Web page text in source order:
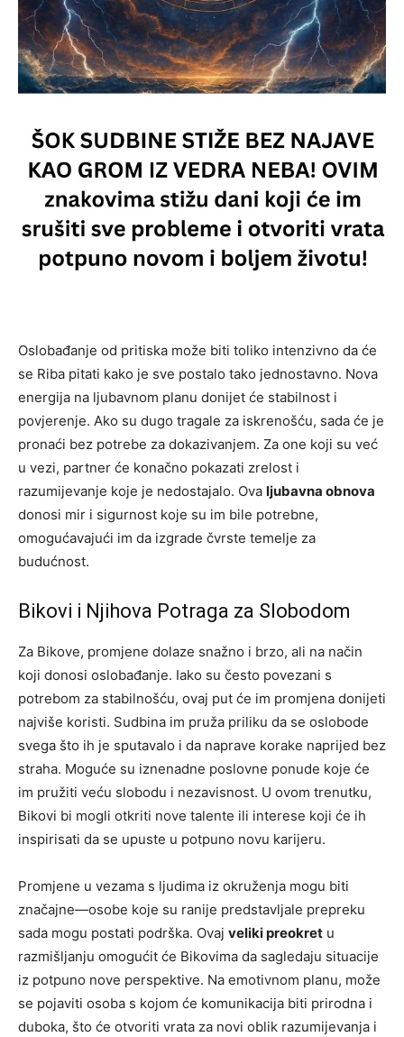
Oslobađanje od pritiska može biti toliko intenzivno da će
se Riba pitati kako je sve postalo tako jednostavno. Nova
energija na ljubavnom planu donijet će stabilnost i
povjerenje. Ako su dugo tragale za iskrenošću, sada će je
pronaći bez potrebe za dokazivanjem. Za one koji su već
u vezi, partner će konačno pokazati zrelost i
razumijevanje koje je nedostajalo. Ova ljubavna obnova
donosi mir i sigurnost koje su im bile potrebne,
omogućavajući im da izgrade čvrste temelje za
budućnost.
Bikovi i Njihova Potraga za Slobodom
Za Bikove, promjene dolaze snažno i brzo, ali na način
koji donosi oslobađanje. Iako su često povezani s
potrebom za stabilnošću, ovaj put će im promjena donijeti
najviše koristi. Sudbina im pruža priliku da se oslobode
svega što ih je sputavalo i da naprave korake naprijed bez
straha. Moguće su iznenadne poslovne ponude koje će
im pružiti veću slobodu i nezavisnost. U ovom trenutku,
Bikovi bi mogli otkriti nove talente ili interese koji će ih
inspirisati da se upuste u potpuno novu karijeru.
Promjene u vezama s ljudima iz okruženja mogu biti
značajne—osobe koje su ranije predstavljale prepreku
sada mogu postati podrška. Ovaj veliki preokret u
razmišljanju omogućit će Bikovima da sagledaju situacije
iz potpuno nove perspektive. Na emotivnom planu, može
se pojaviti osoba s kojom će komunikacija biti prirodna i
duboka, što će otvoriti vrata za novi oblik razumijevanja i